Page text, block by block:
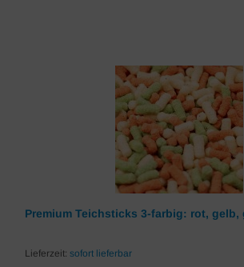
Premium Teichsticks 3-farbig: rot, gelb,
Lieferzeit: sofort lieferbar